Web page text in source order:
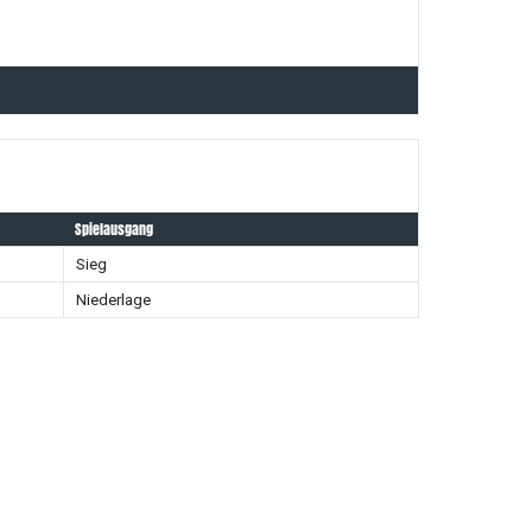
Spielausgang
Sieg
Niederlage